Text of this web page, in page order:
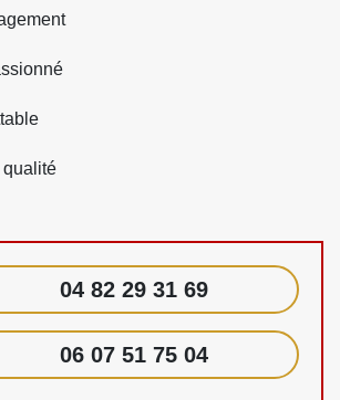
qualité
04 82 29 31 69
06 07 51 75 04